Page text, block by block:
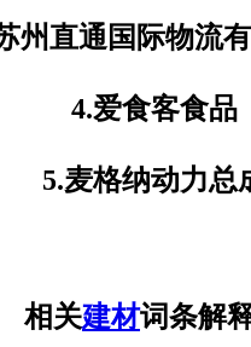
州直通国际物流
4.爱食客食品
5.麦格纳动力总
相关建材词条解